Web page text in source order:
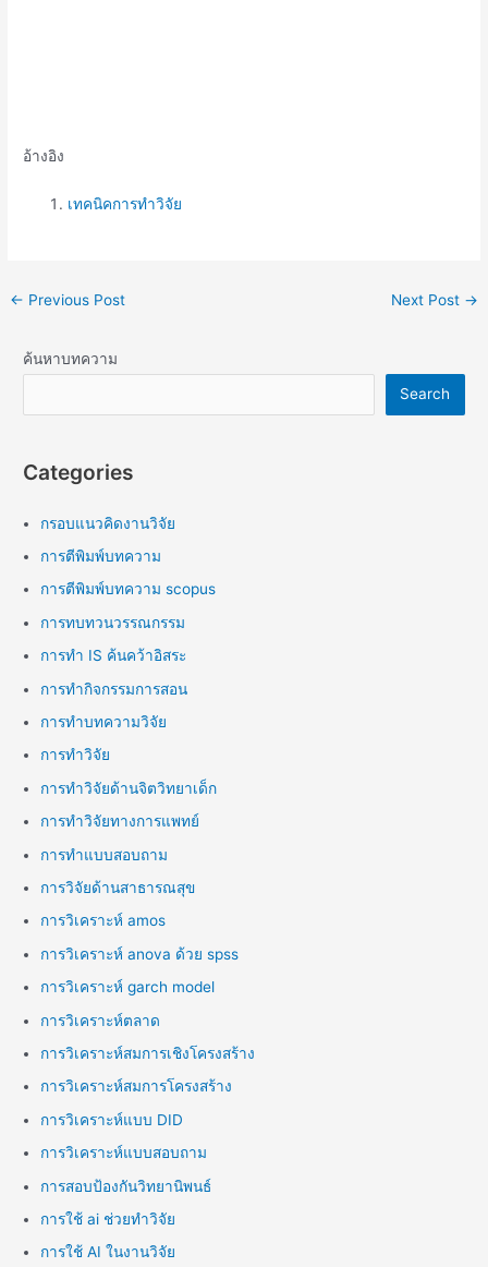
อ้างอิง
เทคนิคการทำวิจัย
← Previous Post Next Post →
ค้นหาบทความ
Search
Categories
กรอบแนวคิดงานวิจัย
การตีพิมพ์บทความ
การตีพิมพ์บทความ scopus
การทบทวนวรรณกรรม
การทำ IS ค้นคว้าอิสระ
การทำกิจกรรมการสอน
การทำบทความวิจัย
การทำวิจัย
การทำวิจัยด้านจิตวิทยาเด็ก
การทำวิจัยทางการแพทย์
การทำแบบสอบถาม
การวิจัยด้านสาธารณสุข
การวิเคราะห์ amos
การวิเคราะห์ anova ด้วย spss
การวิเคราะห์ garch model
การวิเคราะห์ตลาด
การวิเคราะห์สมการเชิงโครงสร้าง
การวิเคราะห์สมการโครงสร้าง
การวิเคราะห์แบบ DID
การวิเคราะห์แบบสอบถาม
การสอบป้องกันวิทยานิพนธ์
การใช้ ai ช่วยทำวิจัย
การใช้ AI ในงานวิจัย